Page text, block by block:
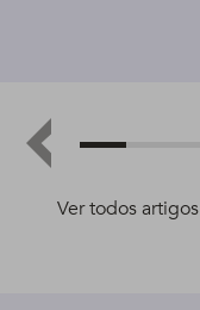
Ver todos artigos